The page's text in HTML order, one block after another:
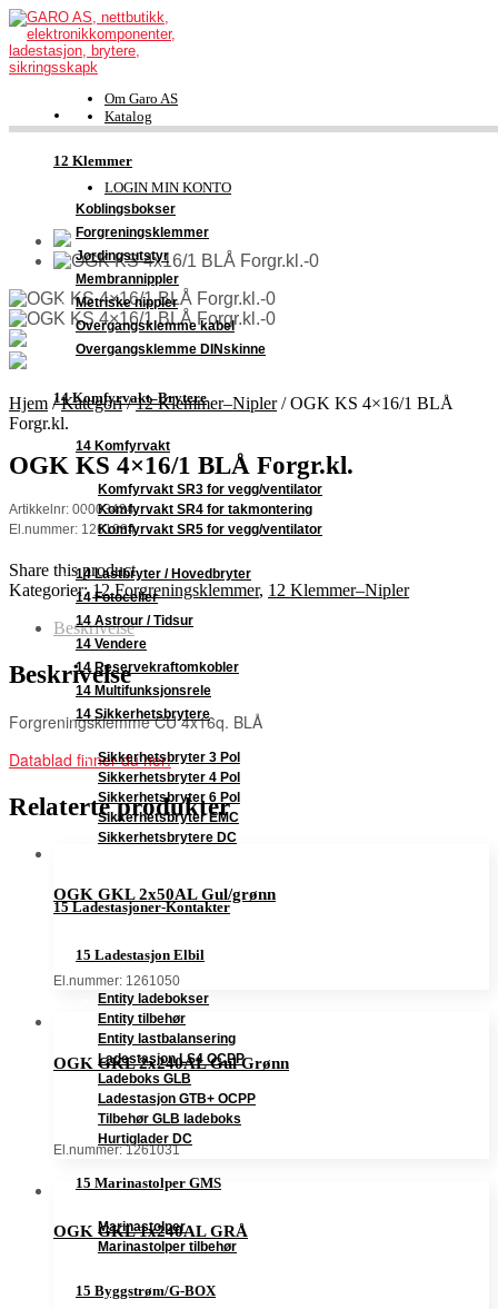
12 Klemmer
Koblingsbokser
Forgreningsklemmer
Jordingsutstyr
Membrannippler
Metriske nippler
Overgangsklemme kabel
Overgangsklemme DINskinne
14 Komfyrvakt–Brytere
14 Komfyrvakt
Komfyrvakt SR3 for vegg/ventilator
Komfyrvakt SR4 for takmontering
Komfyrvakt SR5 for vegg/ventilator
14 Lastbryter / Hovedbryter
14 Fotoceller
14 Astrour / Tidsur
14 Vendere
14 Reservekraftomkobler
14 Multifunksjonsrele
14 Sikkerhetsbrytere
Sikkerhetsbryter 3 Pol
Sikkerhetsbryter 4 Pol
Sikkerhetsbryter 6 Pol
Sikkerhetsbryter EMC
Sikkerhetsbrytere DC
15 Ladestasjoner-Kontakter
15 Ladestasjon Elbil
Entity ladebokser
Entity tilbehør
Entity lastbalansering
Ladestasjon LS4 OCPP
Ladeboks GLB
Ladestasjon GTB+ OCPP
Tilbehør GLB ladeboks
Hurtiglader DC
15 Marinastolper GMS
Marinastolper
Marinastolper tilbehør
15 Byggstrøm/G-BOX
Om Garo AS
Katalog
FDV-dokumentasjon
Support
LOGIN MIN KONTO
Hjem / Kategori / 12 Klemmer–Nipler /OGK KS 4×16/1 BLÅ
Forgr.kl.
OGK KS 4×16/1 BLÅ Forgr.kl.
Artikkelnr: 00003434
El.nummer: 1261034
Share this product
Kategorier:12 Forgreningsklemmer, 12 Klemmer–Nipler
Beskrivelse
Beskrivelse
Forgreningsklemme CU 4x16q. BLÅ
Datablad finner du her:
Relaterte produkter
OGK GKL 2x50AL Gul/grønn
El.nummer: 1261050
OGK GKL 2x240AL Gul Grønn
El.nummer: 1261031
OGK GKL 1x240AL GRÅ